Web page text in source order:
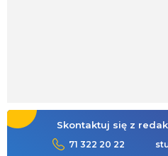
Skontaktuj się z
71 322 20 22